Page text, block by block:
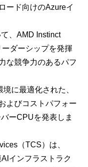
ード向けのAzureイ
、AMD Instinct
ダーシップを発揮
な競争力のあるパフ
に最適化された、
よびコストパフォー
ーCPUを発表しま
（TCS）は、
インフラストラク